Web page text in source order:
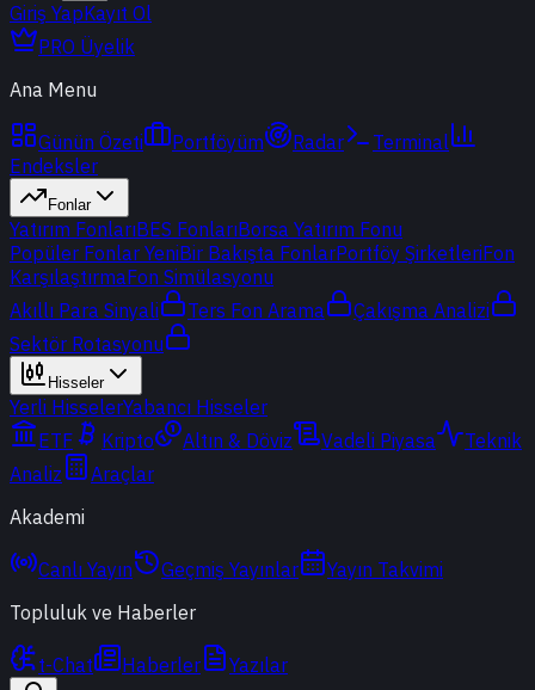
Giriş YapKayıt Ol
PRO Üyelik
Ana Menu
Günün Özeti Portföyüm Radar
Terminal
Endeksler
Fonlar
Yatırım FonlarıBES FonlarıBorsa Yatırım Fonu
Popüler Fonlar YeniBir Bakışta FonlarPortföy ŞirketleriFon
KarşılaştırmaFon Simülasyonu
Akıllı Para Sinyali
Ters Fon Arama
Çakışma Analizi
Sektör Rotasyonu
Hisseler
Yerli HisselerYabancı Hisseler
ETF
Kripto Altın & Döviz Vadeli Piyasa
Teknik
Analiz
Araçlar
Akademi
Canlı Yayın Geçmiş Yayınlar
Yayın Takvimi
Topluluk ve Haberler
t-Chat Haberler Yazılar